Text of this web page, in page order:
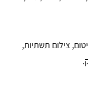
צילום תשתיות,